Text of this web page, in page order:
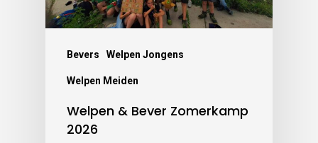
Bevers Welpen Jongens
Welpen Meiden
Welpen & Bever Zomerkamp
2026